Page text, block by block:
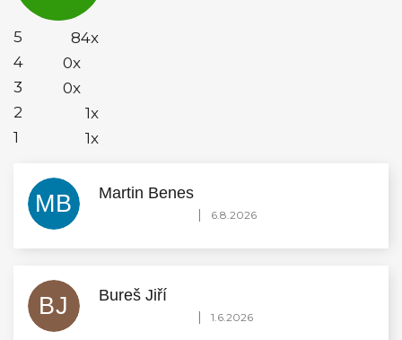
5
84x
4
0x
3
0x
2
1x
1
1x
MB Martin Benes
Hodnocení obchodu je 5 z 5 hvězdiček.
| 6.8.2026
BJ Bureš Jiří
Hodnocení obchodu je 5 z 5 hvězdiček.
| 1.6.2026